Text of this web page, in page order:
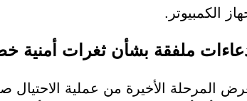
الكمبيوتر.
ملفقة بشأن ثغرات أمنية
المرحلة الأخيرة من عملية الاحتيال